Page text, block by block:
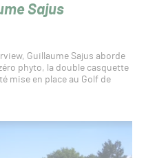
Sajus
Guillaume Sajus aborde
phyto, la double casquette
mise en place au Golf de